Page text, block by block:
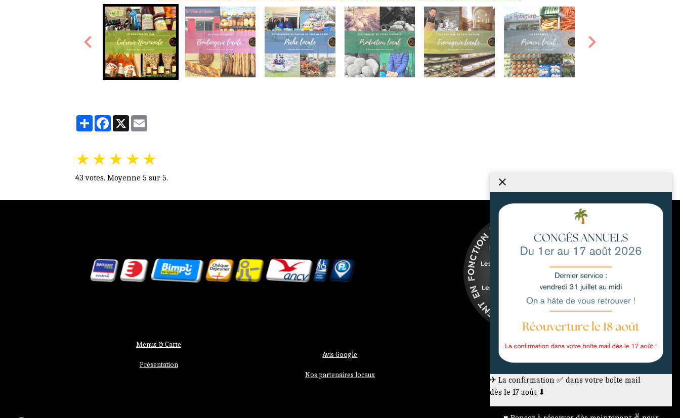
PartagerFacebook
X
★ ★ ★ ★ ★
43 votes. Moyenne5 sur 5.
Menus & Carte
Présentation
Avis Google
Nos partenaires locaux Mentions légales
✈ La confirmation ✅ dans votre boîte mail
dès le 17 août ⬇